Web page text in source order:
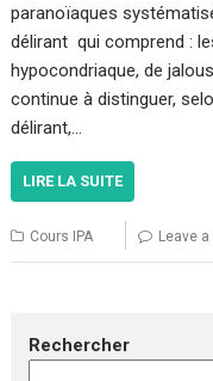
paranoïaques
délirant qui comprend :
hypocondriaque, de
continue à distinguer,
délirant,…
LIRE LA SUITE
Cours IPA Leave
Rechercher